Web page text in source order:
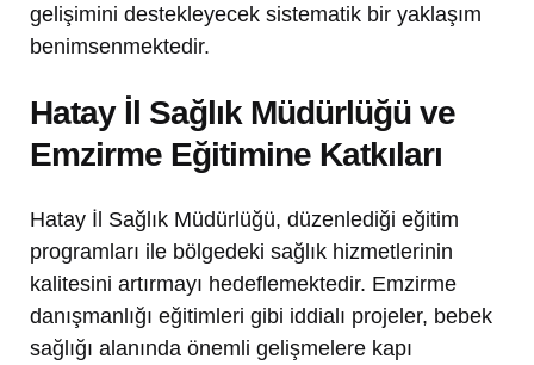
gelişimini destekleyecek sistematik bir yaklaşım
benimsenmektedir.
Hatay İl Sağlık Müdürlüğü ve
Emzirme Eğitimine Katkıları
Hatay İl Sağlık Müdürlüğü, düzenlediği eğitim
programları ile bölgedeki sağlık hizmetlerinin
kalitesini artırmayı hedeflemektedir. Emzirme
danışmanlığı eğitimleri gibi iddialı projeler, bebek
sağlığı alanında önemli gelişmelere kapı